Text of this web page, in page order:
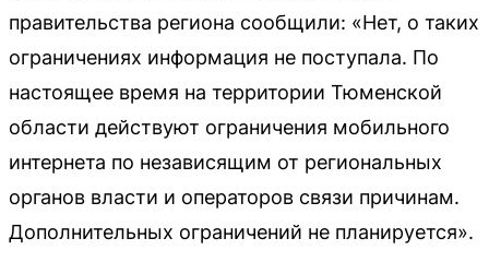
правительства региона сообщили: «Нет, о таких
ограничениях информация не поступала. По
настоящее время на территории Тюменской
области действуют ограничения мобильного
интернета по независящим от региональных
органов власти и операторов связи причинам.
Дополнительных ограничений не планируется».